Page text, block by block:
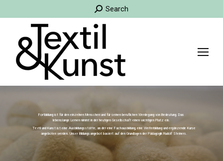
Search:
Search
Fortbildung ist für den einzelnen Menschen und für seinen beruflichen Werdegang von Bedeutung. Das
lebenslange Lernen nimmt in der heutigen Gesellschaft einen wichtigen Platz ein.
Textil und Kunst ist eine Ausbildungsstätte, an der eine Fachausbildung, eine Weiterbildung und ergänzende Kurse
angeboten werden. Unser Bildungsangebot basiert auf den Grundlagen der Pädagogik Rudolf Steiners.